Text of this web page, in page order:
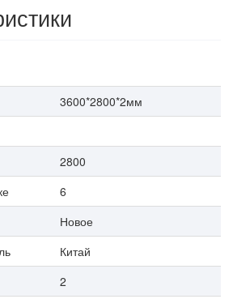
3600*2800*2мм
2800
6
Новое
Китай
2